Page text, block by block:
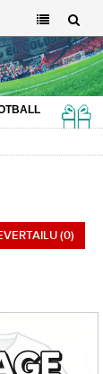
(0)